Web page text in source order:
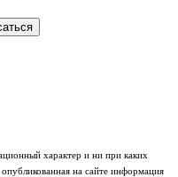
характер и ни при каких
на сайте информация